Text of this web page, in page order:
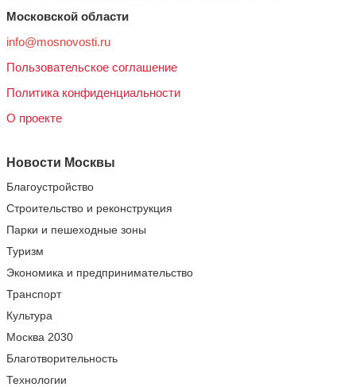
Московской области
info@mosnovosti.ru
Пользовательское соглашение
Политика конфиденциальности
О проекте
Новости Москвы
Благоустройство
Строительство и реконструкция
Парки и пешеходные зоны
Туризм
Экономика и предпринимательство
Транспорт
Культура
Москва 2030
Благотворительность
Технологии